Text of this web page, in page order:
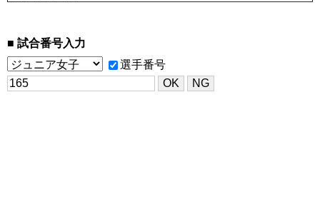
試合番号入力
選手番号